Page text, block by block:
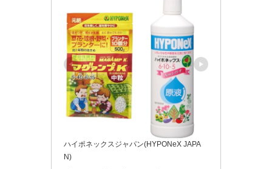
ハイポネックスジャパン(HYPONeX JAPA
N)